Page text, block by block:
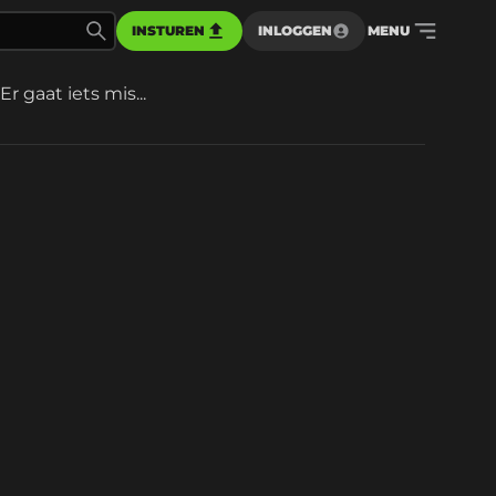
INSTUREN INLOGGEN MENU
Er gaat iets mis...